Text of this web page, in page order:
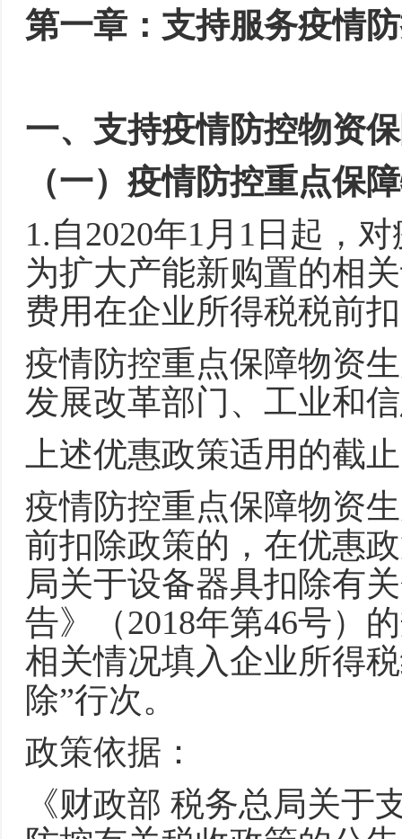
第一章：支持服务疫情
一、支持疫情防控物资
（一）疫情防控重点保
1.自2020年1月1日起，
为扩大产能新购置的相
费用在企业所得税税前
疫情防控重点保障物资
发展改革部门、工业和
上述优惠政策适用的截
疫情防控重点保障物资
前扣除政策的，在优惠
局关于设备器具扣除有
告》（2018年第46号）
相关情况填入企业所得
除”行次。
政策依据：
《财政部 税务总局关于